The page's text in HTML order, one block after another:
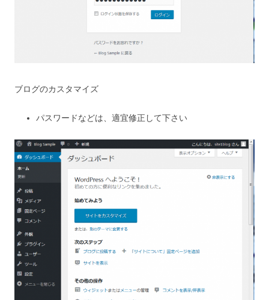
ブログのカスタマイズ
パスワードなどは、適宜修正して下さい